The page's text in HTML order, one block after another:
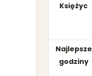
Księżyc
Najlepsze
godziny